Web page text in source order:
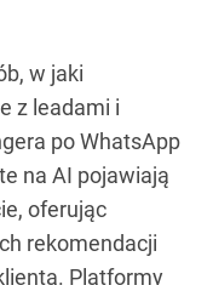
w jaki
z leadami i
po WhatsApp
na AI pojawiają
oferując
rekomendacji
Platformy